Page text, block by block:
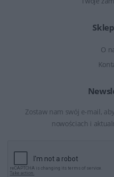
O
Zostaw nam swój e-mail,
nowościach i